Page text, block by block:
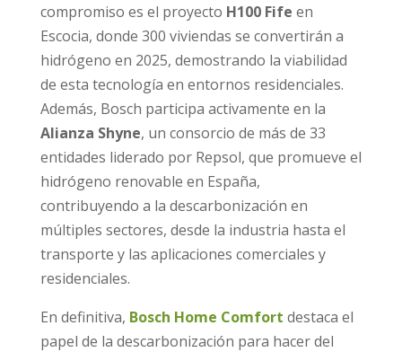
compromiso es el proyecto H100 Fife en
Escocia, donde 300 viviendas se convertirán a
hidrógeno en 2025, demostrando la viabilidad
de esta tecnología en entornos residenciales.
Además, Bosch participa activamente en la
Alianza Shyne, un consorcio de más de 33
entidades liderado por Repsol, que promueve el
hidrógeno renovable en España,
contribuyendo a la descarbonización en
múltiples sectores, desde la industria hasta el
transporte y las aplicaciones comerciales y
residenciales.
En definitiva, Bosch Home Comfort destaca el
papel de la descarbonización para hacer del